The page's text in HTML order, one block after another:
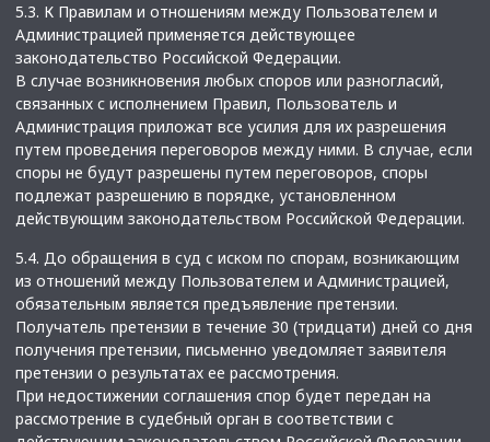
5.3. К Правилам и отношениям между Пользователем и
Администрацией применяется действующее
законодательство Российской Федерации.
В случае возникновения любых споров или разногласий,
связанных с исполнением Правил, Пользователь и
Администрация приложат все усилия для их разрешения
путем проведения переговоров между ними. В случае, если
споры не будут разрешены путем переговоров, споры
подлежат разрешению в порядке, установленном
действующим законодательством Российской Федерации.
5.4. До обращения в суд с иском по спорам, возникающим
из отношений между Пользователем и Администрацией,
обязательным является предъявление претензии.
Получатель претензии в течение 30 (тридцати) дней со дня
получения претензии, письменно уведомляет заявителя
претензии о результатах ее рассмотрения.
При недостижении соглашения спор будет передан на
рассмотрение в судебный орган в соответствии с